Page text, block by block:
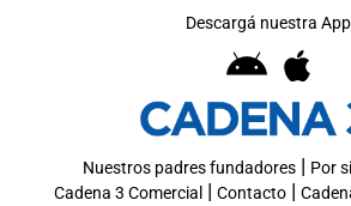
Descargá nuestra App
Nuestros padres fundadores| Por
Cadena 3 Comercial | Contacto|